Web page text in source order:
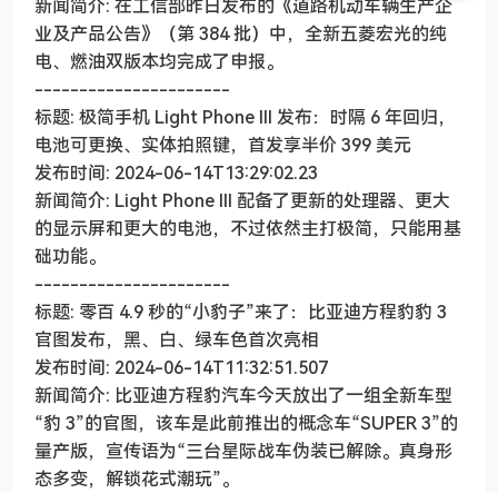
新闻简介: 在工信部昨日发布的《道路机动车辆生产企
业及产品公告》（第 384 批）中，全新五菱宏光的纯
电、燃油双版本均完成了申报。
----------------------
标题: 极简手机 Light Phone III 发布：时隔 6 年回归，
电池可更换、实体拍照键，首发享半价 399 美元
发布时间: 2024-06-14T13:29:02.23
新闻简介: Light Phone III 配备了更新的处理器、更大
的显示屏和更大的电池，不过依然主打极简，只能用基
础功能。
----------------------
标题: 零百 4.9 秒的“小豹子”来了：比亚迪方程豹豹 3
官图发布，黑、白、绿车色首次亮相
发布时间: 2024-06-14T11:32:51.507
新闻简介: 比亚迪方程豹汽车今天放出了一组全新车型
“豹 3”的官图，该车是此前推出的概念车“SUPER 3”的
量产版，宣传语为“三台星际战车伪装已解除。真身形
态多变，解锁花式潮玩”。